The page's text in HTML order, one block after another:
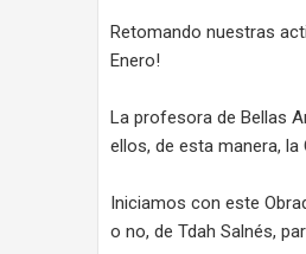
Retomando nuestras
Enero!
La profesora de Bellas
ellos, de esta manera,
Iniciamos con este
o no, de Tdah Salnés,